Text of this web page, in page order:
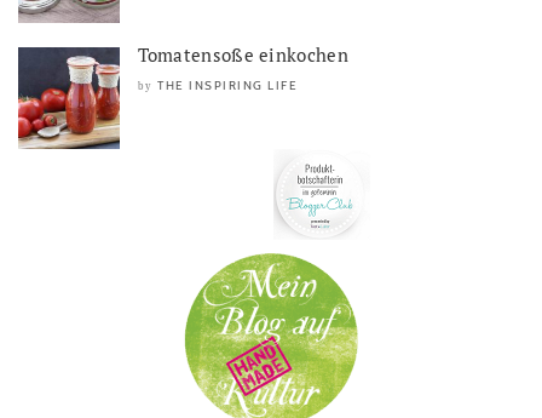
Tomatensoße einkochen
by THE INSPIRING LIFE